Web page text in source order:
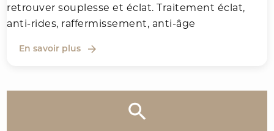
retrouver souplesse et éclat. Traitement éclat,
anti-rides, raffermissement, anti-âge
En savoir plus